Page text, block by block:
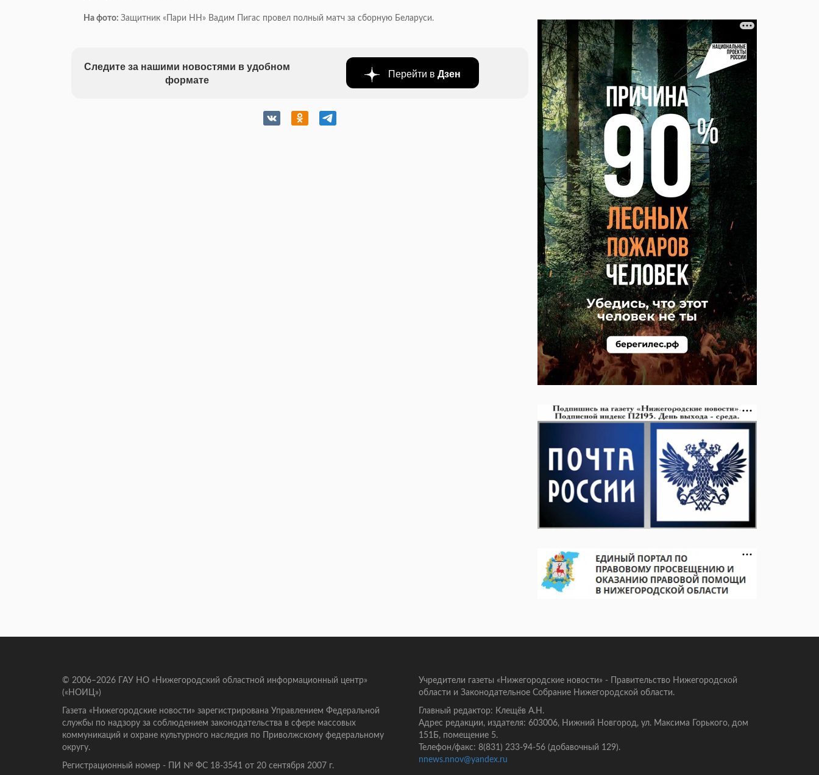
На фото: Защитник «Пари НН» Вадим Пигас провел полный матч за сборную Беларуси.
Следите за нашими новостями в удобном
формате
Перейти в Дзен
© 2006–2026 ГАУ НО «Нижегородский областной информационный центр»
(«НОИЦ»)
Газета «Нижегородские новости» зарегистрирована Управлением Федеральной
службы по надзору за соблюдением законодательства в сфере массовых
коммуникаций и охране культурного наследия по Приволжскому федеральному
округу.
Регистрационный номер - ПИ № ФС 18-3541 от 20 сентября 2007 г.
Учредители газеты «Нижегородские новости» - Правительство Нижегородской
области и Законодательное Собрание Нижегородской области.
Главный редактор: Клещёв А.Н.
Адрес редакции, издателя: 603006, Нижний Новгород, ул. Максима Горького, дом
151Б, помещение 5.
Телефон/факс: 8(831) 233-94-56 (добавочный 129).
nnews.nnov@yandex.ru